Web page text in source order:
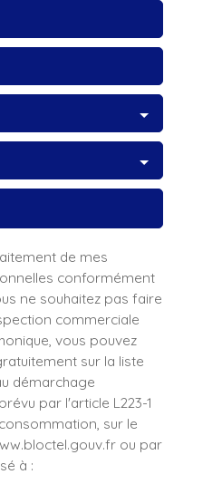
de mes
conformément
ne souhaitez pas faire
commerciale
vous pouvez
sur la liste
démarchage
par l'article L223-1
sur le
ou par
à :